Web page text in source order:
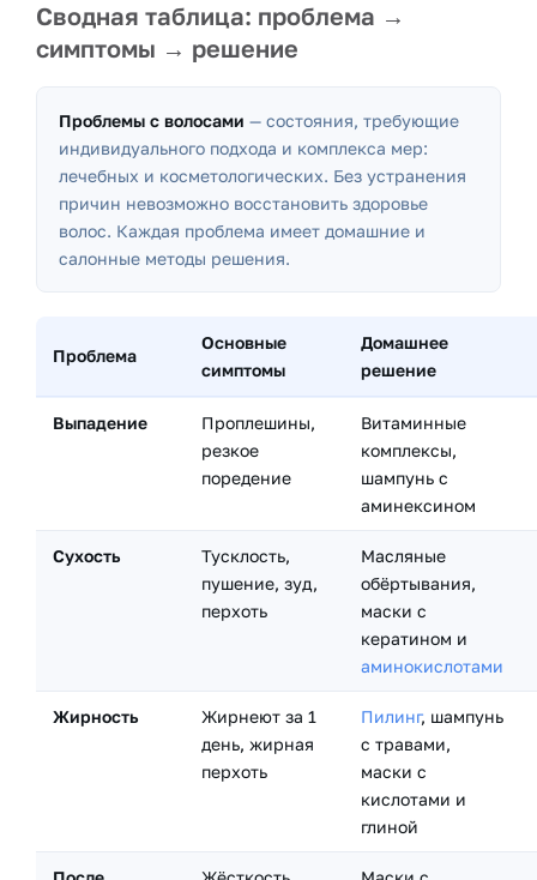
Сводная таблица: проблема →
симптомы → решение
Проблемы с волосами — состояния, требующие
индивидуального подхода и комплекса мер:
лечебных и косметологических. Без устранения
причин невозможно восстановить здоровье
волос. Каждая проблема имеет домашние и
салонные методы решения.
Проблема
Основные
симптомы
Домашнее
решение
Выпадение
Проплешины,
резкое
поредение
Витаминные
комплексы,
шампунь с
аминексином
Сухость
Тусклость,
пушение, зуд,
перхоть
Масляные
обёртывания,
маски с
кератином и
аминокислотами
Жирность
Жирнеют за 1
день, жирная
перхоть
Пилинг, шампунь
с травами,
маски с
кислотами и
глиной